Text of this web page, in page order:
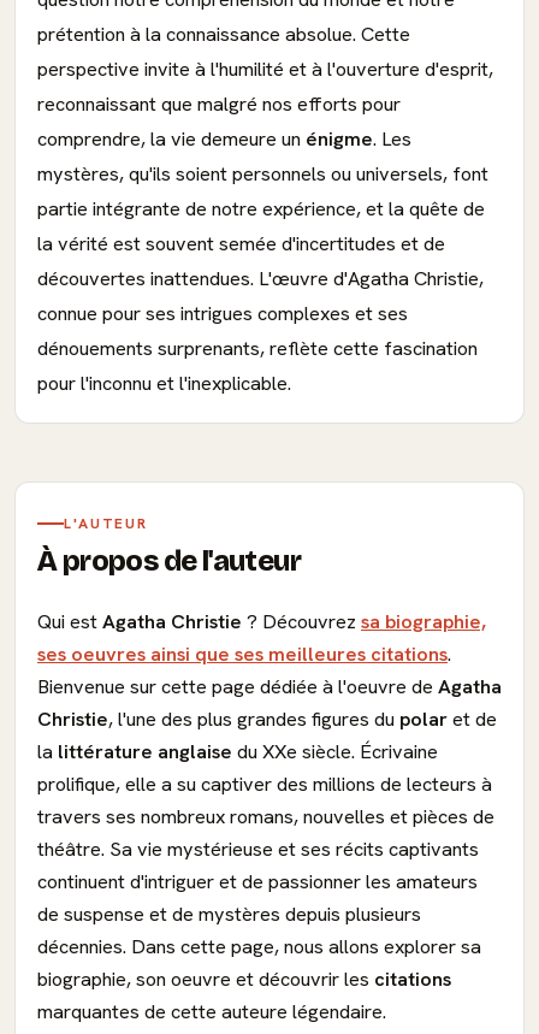
prétention à la connaissance absolue. Cette
perspective invite à l'humilité et à l'ouverture d'esprit,
reconnaissant que malgré nos efforts pour
comprendre, la vie demeure un énigme. Les
mystères, qu'ils soient personnels ou universels, font
partie intégrante de notre expérience, et la quête de
la vérité est souvent semée d'incertitudes et de
découvertes inattendues. L'œuvre d'Agatha Christie,
connue pour ses intrigues complexes et ses
dénouements surprenants, reflète cette fascination
pour l'inconnu et l'inexplicable.
L'AUTEUR
À propos de l'auteur
Qui estAgatha Christie ? Découvrez sa biographie,
ses oeuvres ainsi que ses meilleures citations.
Bienvenue sur cette page dédiée à l'oeuvre de Agatha
Christie, l'une des plus grandes figures du polaret de
la littérature anglaise du XXe siècle. Écrivaine
prolifique, elle a su captiver des millions de lecteurs à
travers ses nombreux romans, nouvelles et pièces de
théâtre. Sa vie mystérieuse et ses récits captivants
continuent d'intriguer et de passionner les amateurs
de suspense et de mystères depuis plusieurs
décennies. Dans cette page, nous allons explorer sa
biographie, son oeuvre et découvrir les citations
marquantes de cette auteure légendaire.